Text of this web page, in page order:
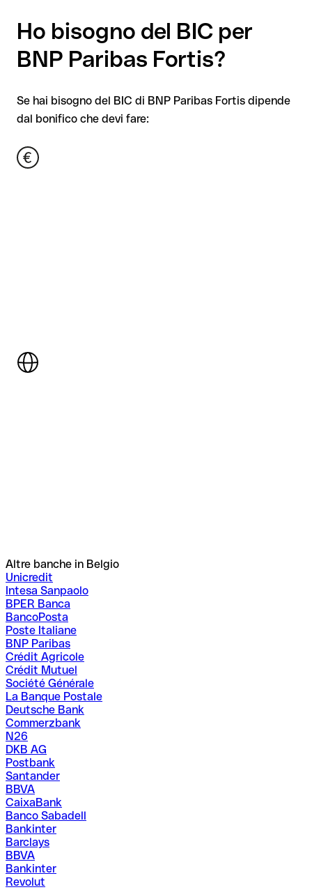
Ho bisogno del BIC per
BNP Paribas Fortis?
Se hai bisogno del BIC di BNP Paribas Fortis dipende
dal bonifico che devi fare:
Altre banche in Belgio
Unicredit
Intesa Sanpaolo
BPER Banca
BancoPosta
Poste Italiane
BNP Paribas
Crédit Agricole
Crédit Mutuel
Société Générale
La Banque Postale
Deutsche Bank
Commerzbank
N26
DKB AG
Postbank
Santander
BBVA
CaixaBank
Banco Sabadell
Bankinter
Barclays
BBVA
Bankinter
Revolut